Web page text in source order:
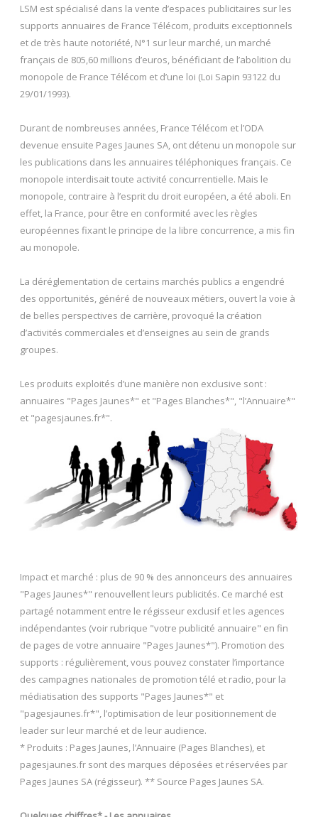
LSM est spécialisé dans la vente d’espaces publicitaires sur les
supports annuaires de France Télécom, produits exceptionnels
et de très haute notoriété, N°1 sur leur marché, un marché
français de 805,60 millions d’euros, bénéficiant de l’abolition du
monopole de France Télécom et d’une loi (Loi Sapin 93122 du
29/01/1993).
Durant de nombreuses années, France Télécom et l’ODA
devenue ensuite Pages Jaunes SA, ont détenu un monopole sur
les publications dans les annuaires téléphoniques français. Ce
monopole interdisait toute activité concurrentielle. Mais le
monopole, contraire à l’esprit du droit européen, a été aboli. En
effet, la France, pour être en conformité avec les règles
européennes fixant le principe de la libre concurrence, a mis fin
au monopole.
La déréglementation de certains marchés publics a engendré
des opportunités, généré de nouveaux métiers, ouvert la voie à
de belles perspectives de carrière, provoqué la création
d’activités commerciales et d’enseignes au sein de grands
groupes.
Les produits exploités d’une manière non exclusive sont :
annuaires "Pages Jaunes*" et "Pages Blanches*", "l’Annuaire*"
et "pagesjaunes.fr*".
Impact et marché : plus de 90 % des annonceurs des annuaires
"Pages Jaunes*" renouvellent leurs publicités. Ce marché est
partagé notamment entre le régisseur exclusif et les agences
indépendantes (voir rubrique "votre publicité annuaire" en fin
de pages de votre annuaire "Pages Jaunes*"). Promotion des
supports : régulièrement, vous pouvez constater l’importance
des campagnes nationales de promotion télé et radio, pour la
médiatisation des supports "Pages Jaunes*" et
"pagesjaunes.fr*", l’optimisation de leur positionnement de
leader sur leur marché et de leur audience.
* Produits : Pages Jaunes, l’Annuaire (Pages Blanches), et
pagesjaunes.fr sont des marques déposées et réservées par
Pages Jaunes SA (régisseur). ** Source Pages Jaunes SA.